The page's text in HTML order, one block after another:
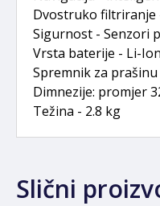
Dvostruko filtriranje
Sigurnost - Senzori
Vrsta baterije - Li-
Spremnik za
Dimnezije: promjer
Težina - 2.8 kg
Slični